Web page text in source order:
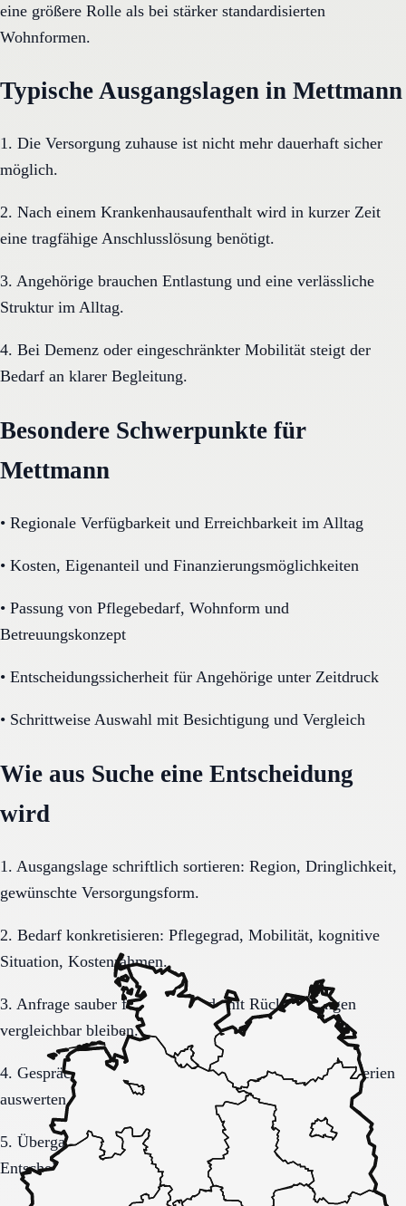
eine größere Rolle als bei stärker standardisierten
Wohnformen.
Typische Ausgangslagen in Mettmann
1. Die Versorgung zuhause ist nicht mehr dauerhaft sicher
möglich.
2. Nach einem Krankenhausaufenthalt wird in kurzer Zeit
eine tragfähige Anschlusslösung benötigt.
3. Angehörige brauchen Entlastung und eine verlässliche
Struktur im Alltag.
4. Bei Demenz oder eingeschränkter Mobilität steigt der
Bedarf an klarer Begleitung.
Besondere Schwerpunkte für
Mettmann
• Regionale Verfügbarkeit und Erreichbarkeit im Alltag
• Kosten, Eigenanteil und Finanzierungsmöglichkeiten
• Passung von Pflegebedarf, Wohnform und
Betreuungskonzept
• Entscheidungssicherheit für Angehörige unter Zeitdruck
• Schrittweise Auswahl mit Besichtigung und Vergleich
Wie aus Suche eine Entscheidung
wird
1. Ausgangslage schriftlich sortieren: Region, Dringlichkeit,
gewünschte Versorgungsform.
2. Bedarf konkretisieren: Pflegegrad, Mobilität, kognitive
Situation, Kostenrahmen.
3. Anfrage sauber formulieren, damit Rückmeldungen
vergleichbar bleiben.
4. Gespräche und Besichtigungen mit festen Muss-Kriterien
auswerten.
5. Übergang, Kommunikation und Kosten vor der
Entscheidung vollständig klären.